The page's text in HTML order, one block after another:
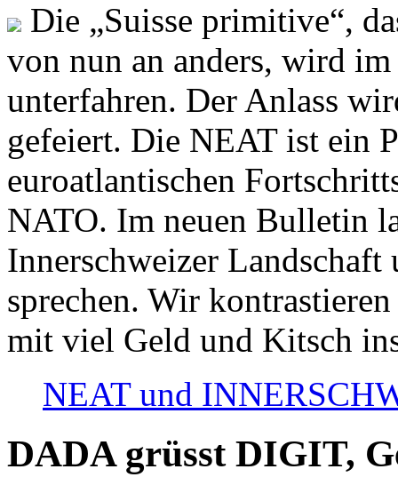
Die „Suisse primitive“,
von nun an anders, wird
unterfahren. Der Anlass
gefeiert. Die NEAT ist ein
euroatlantischen
NATO. Im neuen Bulletin
Innerschweizer
sprechen. Wir
mit viel Geld und Kitsch
NEAT und
DADA grüsst DIGIT,